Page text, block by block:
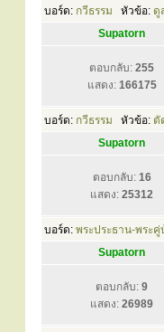
บอร์ด: กวีธรรม หัวข้อ: ดู
Supatorn
ตอบกลับ: 255
แสดง: 166175
บอร์ด: กวีธรรม หัวข้อ: ตั
Supatorn
ตอบกลับ: 16
แสดง: 25312
บอร์ด: พระประธาน-พระ
Supatorn
ตอบกลับ: 9
แสดง: 26989